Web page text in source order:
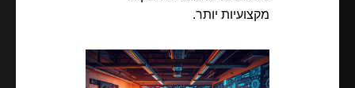
מקצועיות יותר.